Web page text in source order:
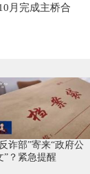
月完成主桥合
诈部”寄来“政府公
”？紧急提醒